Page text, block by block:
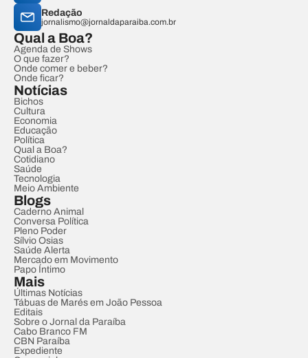
Redação
jornalismo@jornaldaparaiba.com.br
Qual a Boa?
Agenda de Shows
O que fazer?
Onde comer e beber?
Onde ficar?
Notícias
Bichos
Cultura
Economia
Educação
Política
Qual a Boa?
Cotidiano
Saúde
Tecnologia
Meio Ambiente
Blogs
Caderno Animal
Conversa Política
Pleno Poder
Sílvio Osias
Saúde Alerta
Mercado em Movimento
Papo Íntimo
Mais
Últimas Notícias
Tábuas de Marés em João Pessoa
Editais
Sobre o Jornal da Paraíba
Cabo Branco FM
CBN Paraíba
Expediente